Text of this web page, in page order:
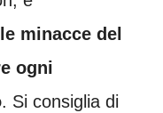
minacce del
ogni
. Si consiglia di